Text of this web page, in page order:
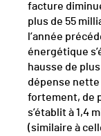
facture
plus de 55
l’année
énergétique
hausse de
dépense
fortement, de
s’établit à 1,4
(similaire à